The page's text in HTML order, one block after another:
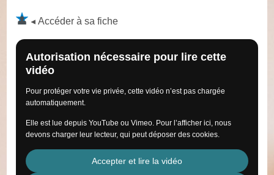
Accéder à sa fiche
Autorisation nécessaire pour lire cette
vidéo
Pour protéger votre vie privée, cette vidéo n’est pas chargée
automatiquement.
Elle est lue depuis YouTube ou Vimeo. Pour l’afficher ici, nous
devons charger leur lecteur, qui peut déposer des cookies.
Accepter et lire la vidéo